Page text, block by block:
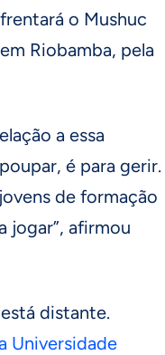
o Mushuc
Riobamba, pela
a essa
é para gerir.
de formação
jogar”, afirmou
distante.
Universidade